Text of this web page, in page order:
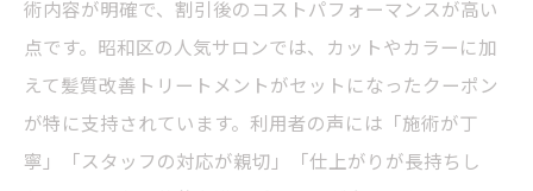
術内容が明確で、割引後のコストパフォーマンスが高い
点です。昭和区の人気サロンでは、カットやカラーに加
えて髪質改善トリートメントがセットになったクーポン
が特に支持されています。利用者の声には「施術が丁
寧」「スタッフの対応が親切」「仕上がりが長持ちし